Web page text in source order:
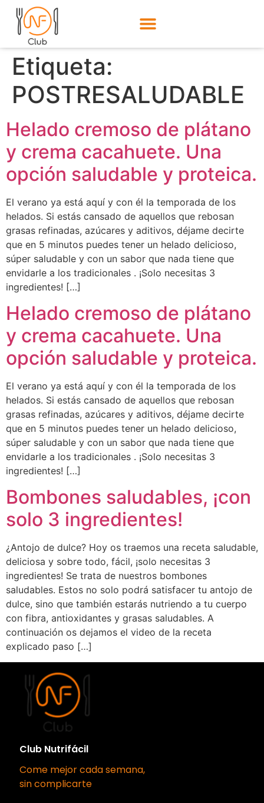
Etiqueta:
POSTRESALUDABLE
Helado cremoso de plátano
y crema cacahuete. Una
opción saludable y proteica.
El verano ya está aquí y con él la temporada de los
helados. Si estás cansado de aquellos que rebosan
grasas refinadas, azúcares y aditivos, déjame decirte
que en 5 minutos puedes tener un helado delicioso,
súper saludable y con un sabor que nada tiene que
envidarle a los tradicionales . ¡Solo necesitas 3
ingredientes! […]
Helado cremoso de plátano
y crema cacahuete. Una
opción saludable y proteica.
El verano ya está aquí y con él la temporada de los
helados. Si estás cansado de aquellos que rebosan
grasas refinadas, azúcares y aditivos, déjame decirte
que en 5 minutos puedes tener un helado delicioso,
súper saludable y con un sabor que nada tiene que
envidarle a los tradicionales . ¡Solo necesitas 3
ingredientes! […]
Bombones saludables, ¡con
solo 3 ingredientes!
¿Antojo de dulce? Hoy os traemos una receta saludable,
deliciosa y sobre todo, fácil, ¡solo necesitas 3
ingredientes! Se trata de nuestros bombones
saludables. Estos no solo podrá satisfacer tu antojo de
dulce, sino que también estarás nutriendo a tu cuerpo
con fibra, antioxidantes y grasas saludables. A
continuación os dejamos el video de la receta
explicado paso […]
Club Nutrifácil
Come mejor cada semana,
sin complicarte